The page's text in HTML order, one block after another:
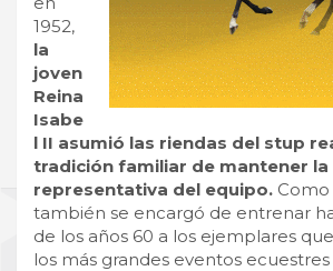
1952,
la
joven
Reina
Isabe
l II asumió las riendas del stup
tradición familiar de mantener la
representativa del equipo.
también se encargó de entrenar
de los años 60 a los ejemplares
los más grandes eventos ecuestres